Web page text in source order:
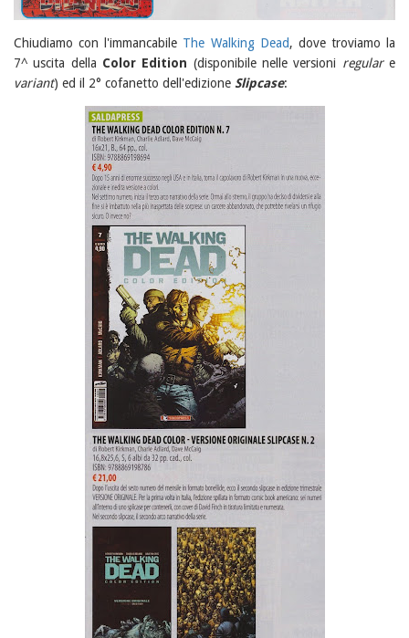
Chiudiamo con l'immancabile The Walking Dead, dove troviamo la
7^ uscita della Color Edition (disponibile nelle versioni regulare
variant) ed il 2° cofanetto dell'edizione Slipcase: